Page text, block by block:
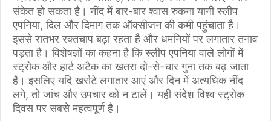
संकेत हो सकता है। नींद में बार-बार श्वास रुकना यानी स्लीप
एपनिया, दिल और दिमाग तक ऑक्सीजन की कमी पहुंचाता है।
इससे रातभर रक्तचाप बढ़ा रहता है और धमनियों पर लगातार तनाव
पड़ता है। विशेषज्ञों का कहना है कि स्लीप एपनिया वाले लोगों में
स्ट्रोक और हार्ट अटैक का खतरा दो-से-चार गुना तक बढ़ जाता
है। इसलिए यदि खर्राटे लगातार आएं और दिन में अत्यधिक नींद
लगे, तो जांच और उपचार को न टालें। यही संदेश विश्व स्ट्रोक
दिवस पर सबसे महत्वपूर्ण है।